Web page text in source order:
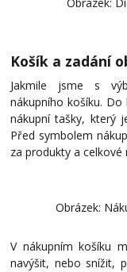
Košík a zadání
Jakmile jsme s
nákupního košíku.
nákupní tašky, který
Před symbolem
za produkty a
Obrázek:
V nákupním košíku
navýšit, nebo snížit,